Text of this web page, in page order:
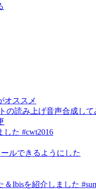
オススメ
の読み上げ音声合成して
した #cwt2016
ルできるようにした
＆Ibisを紹介しました